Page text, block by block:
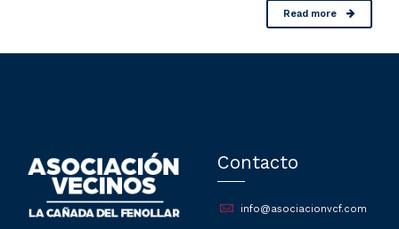
Read more
Contacto
info@asociacionvcf.com